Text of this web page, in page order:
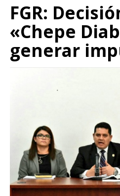
FGR:
«Chepe
generar